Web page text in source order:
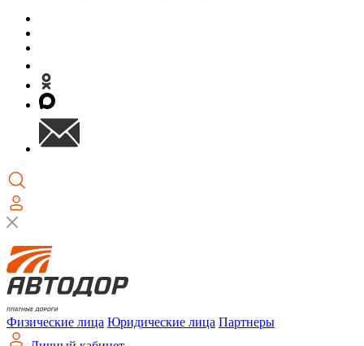
Физические лица Юридические лица Партнеры